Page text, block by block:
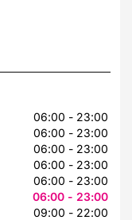
06:00 - 23:00
06:00 - 23:00
06:00 - 23:00
06:00 - 23:00
06:00 - 23:00
06:00 - 23:00
09:00 - 22:00